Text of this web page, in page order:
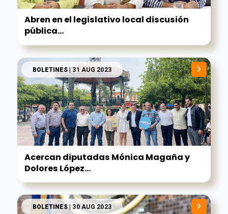
Abren en el legislativo local discusión
pública...
BOLETINES| 31 AUG 2023
Acercan diputadas Mónica Magaña y
Dolores López...
BOLETINES| 30 AUG 2023